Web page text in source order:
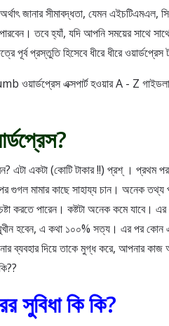
জানার সীমাবদ্ধতা, যেমন
তবে হ্যাঁ, যদি আপনি সময়ের সাথে
পূর্ব প্রস্তুতি হিসেবে ধীরে ধীরে ওয়ার্ডপ্রেস
এটা একটা (কোটি টাকার !!) প্রশ্ । প্রথম
গুগল মামার কাছে সাহায্য চান। অনেক
করতে পারেন। কষ্টটা অনেক কমে
হবেন, এ কথা ১০০% সত্য। এর পর কোন
ব্যবহার দিয়ে তাকে মুগ্ধ করে, আপনার
সুবিধা কি কি?